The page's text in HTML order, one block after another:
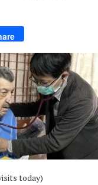
today)